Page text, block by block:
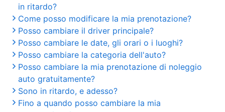
in ritardo?
Come posso modificare la mia prenotazione?
Posso cambiare il driver principale?
Posso cambiare le date, gli orari o i luoghi?
Posso cambiare la categoria dell'auto?
Posso cambiare la mia prenotazione di noleggio
auto gratuitamente?
Sono in ritardo, e adesso?
Fino a quando posso cambiare la mia